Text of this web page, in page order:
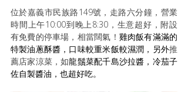
位於嘉義市民族路149號，走路六分鐘，營業
時間上午10:00到晚上8:30，生意超好，附設
有免費的停車場，相當闊氣！ 雞肉飯有滿滿的
特製油蔥酥醬，口味較重米飯較濕潤，另外推
薦店家涼菜，如龍鬚菜配千島沙拉醬，冷茄子
佐自製醬油，也超好吃。